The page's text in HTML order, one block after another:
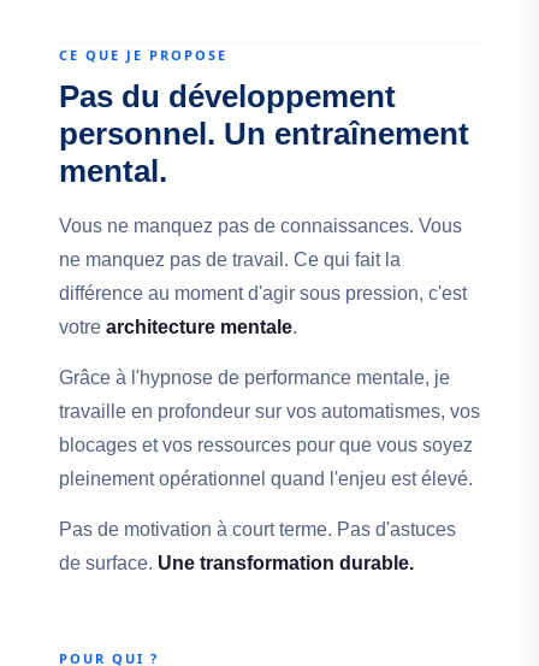
CE QUE JE PROPOSE
Pas du développement
personnel. Un entraînement
mental.
Vous ne manquez pas de connaissances. Vous
ne manquez pas de travail. Ce qui fait la
différence au moment d'agir sous pression, c'est
votre architecture mentale.
Grâce à l'hypnose de performance mentale, je
travaille en profondeur sur vos automatismes, vos
blocages et vos ressources pour que vous soyez
pleinement opérationnel quand l'enjeu est élevé.
Pas de motivation à court terme. Pas d'astuces
de surface. Une transformation durable.
POUR QUI ?